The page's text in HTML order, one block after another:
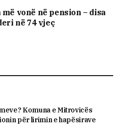
vonë në pension – disa
në 74 vjeç
Komuna e Mitrovicës
për lirimin e hapësirave